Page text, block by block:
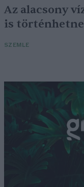
Az alacsony
is
SZEMLE